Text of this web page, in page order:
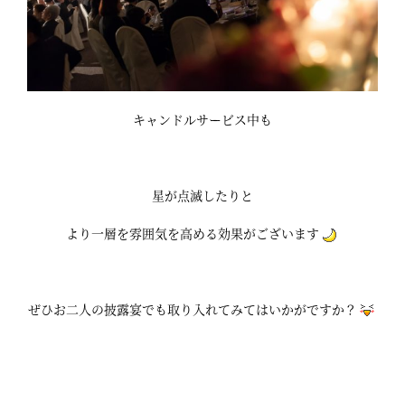
キャンドルサービス中も
星が点滅したりと
より一層を雰囲気を高める効果がございます
ぜひお二人の披露宴でも取り入れてみてはいかがですか？